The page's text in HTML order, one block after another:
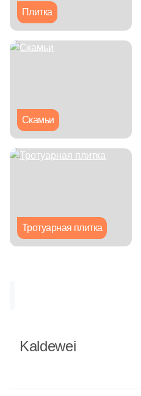
Китай
Индия
Италия
Форма
Формы шеврон
Плитка
Скамьи
Тротуарная плитка
Kaldewei